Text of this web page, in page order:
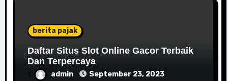
berita pajak
Daftar Situs Slot Online Gacor Terbaik
Dan Terpercaya
< admin September 23, 2023